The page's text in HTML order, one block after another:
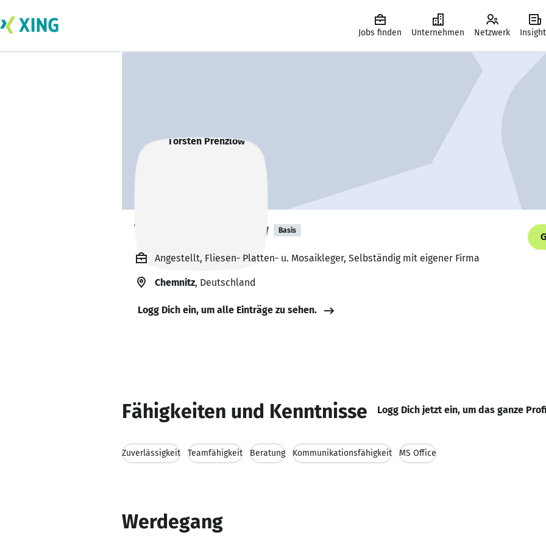
Jobs finden Unternehmen Netzwerk
Torsten Prenzlow Basis
Angestellt, Fliesen- Platten- u. Mosaikleger, Selbständig mit eigener Firma
Chemnitz, Deutschland
Logg Dich ein, um alle Einträge zu sehen.
Fähigkeiten und Kenntnisse Logg Dich jetzt ein, um das ganze
Zuverlässigkeit Teamfähigkeit Beratung Kommunikationsfähigkeit MS Office
Werdegang